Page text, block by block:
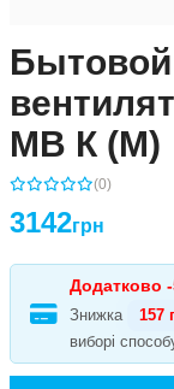
МВ К (М)
(0)
3142грн
Додатково
Знижка 157
виборі